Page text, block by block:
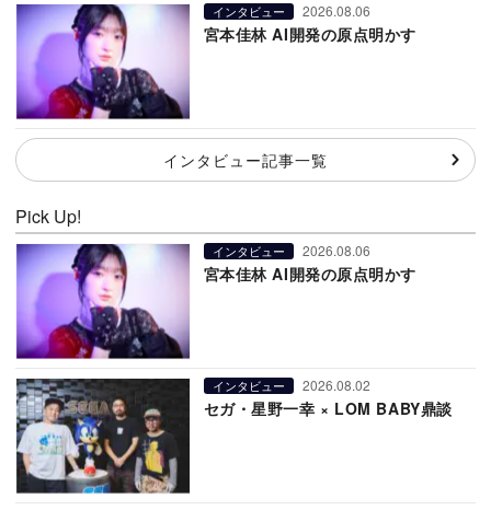
インタビュー 2026.08.06
宮本佳林 AI開発の原点明かす
インタビュー記事一覧
Pick Up!
インタビュー 2026.08.06
宮本佳林 AI開発の原点明かす
インタビュー 2026.08.02
セガ・星野一幸 × LOM BABY鼎談